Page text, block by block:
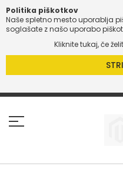
Politika piškotkov
Naše spletno mesto uporablja
soglašate z našo uporabo
Kliknite tukaj, če
Preskoči